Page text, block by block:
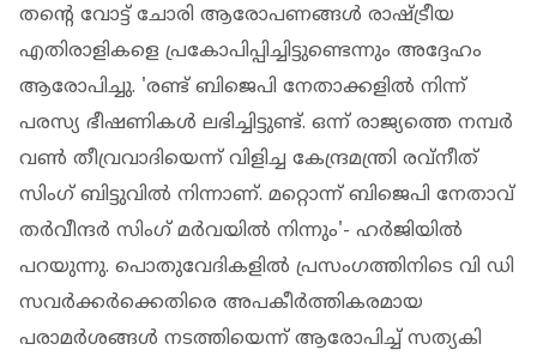
തന്റെ വോട്ട് ചോരി ആരോപണങ്ങള്‍ രാഷ്ട്രീയ
എതിരാളികളെ പ്രകോപിപ്പിച്ചിട്ടുണ്ടെന്നും അദ്ദേഹം
ആരോപിച്ചു. 'രണ്ട് ബിജെപി നേതാക്കളില്‍ നിന്ന്
പരസ്യ ഭീഷണികള്‍ ലഭിച്ചിട്ടുണ്ട്. ഒന്ന് രാജ്യത്തെ നമ്പര്‍
വണ്‍ തീവ്രവാദിയെന്ന് വിളിച്ച കേന്ദ്രമന്ത്രി രവ്‌നീത്
സിംഗ് ബിട്ടുവില്‍ നിന്നാണ്. മറ്റൊന്ന് ബിജെപി നേതാവ്
തര്‍വീന്ദര്‍ സിംഗ് മര്‍വയില്‍ നിന്നും'- ഹര്‍ജിയില്‍
പറയുന്നു. പൊതുവേദികളില്‍ പ്രസംഗത്തിനിടെ വി ഡി
സവര്‍ക്കര്‍ക്കെതിരെ അപകീര്‍ത്തികരമായ
പരാമര്‍ശങ്ങള്‍ നടത്തിയെന്ന് ആരോപിച്ച് സത്യകി